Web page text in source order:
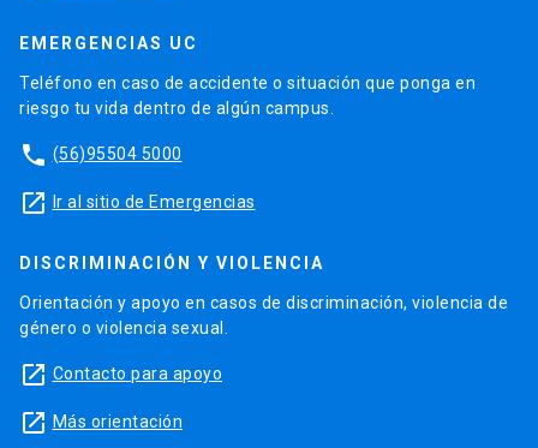
EMERGENCIAS UC
Teléfono en caso de accidente o situación que ponga en
riesgo tu vida dentro de algún campus.
phone (56)95504 5000
launch Ir al sitio de Emergencias
DISCRIMINACIÓN Y VIOLENCIA
Orientación y apoyo en casos de discriminación, violencia de
género o violencia sexual.
launch Contacto para apoyo
launch Más orientación